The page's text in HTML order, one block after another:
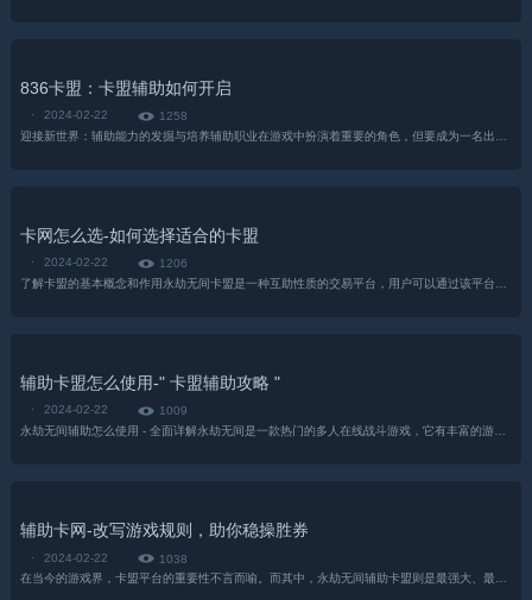
836卡盟：卡盟辅助如何开启
· 2024-02-22
1258
卡网怎么选-如何选择适合的卡盟
· 2024-02-22
1206
辅助卡盟怎么使用-" 卡盟辅助攻略 "
· 2024-02-22
1009
辅助卡网-改写游戏规则，助你稳操胜券
· 2024-02-22
1038